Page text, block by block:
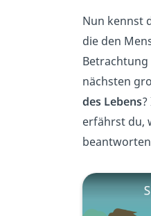
Nun kennst
die den
nächsten
des Lebens?
erfährst du,